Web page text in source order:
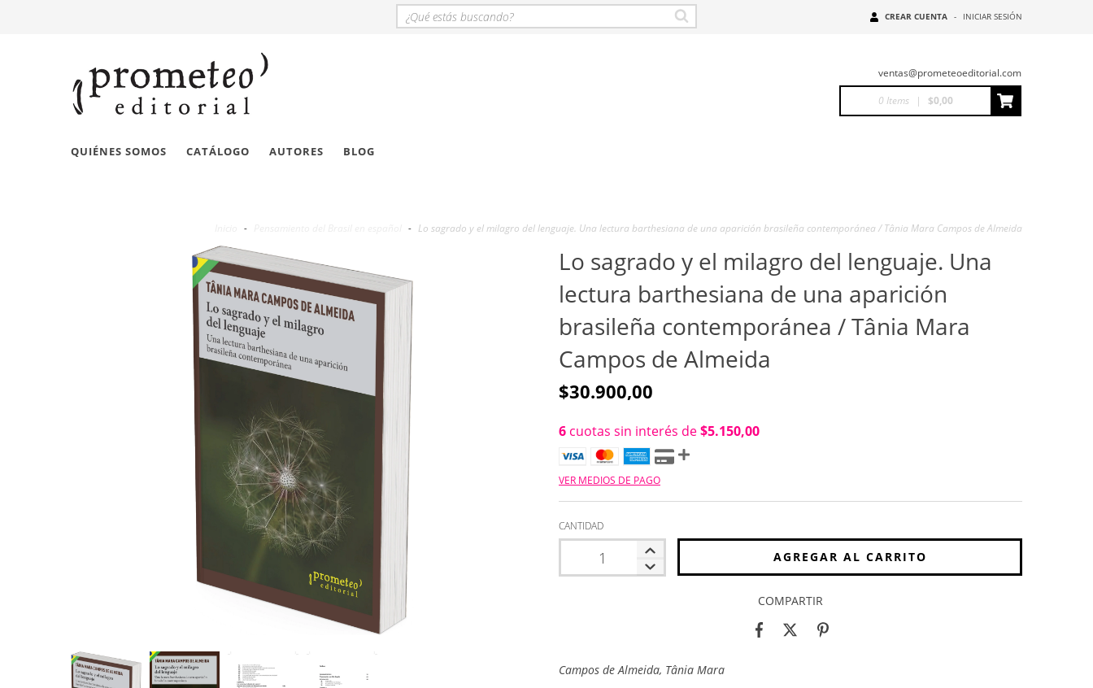
CREAR CUENTA - INICIAR SESIÓN
ventas@prometeoeditorial.com
0 Items | $0,00
QUIÉNES SOMOS CATÁLOGO AUTORES BLOG
- - Lo sagrado y el milagro del lenguaje. Una lectura barthesiana de una aparición brasileña contemporánea / Tânia Mara Campos de Almeida
Lo sagrado y el milagro del lenguaje. Una
lectura barthesiana de una aparición
brasileña contemporánea / Tânia Mara
Campos de Almeida
$30.900,00
6 cuotas sin interés de$5.150,00
VER MEDIOS DE PAGO
CANTIDAD
COMPARTIR
Campos de Almeida, Tânia Mara